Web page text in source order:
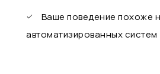
Ваше поведение похоже
автоматизированных систем